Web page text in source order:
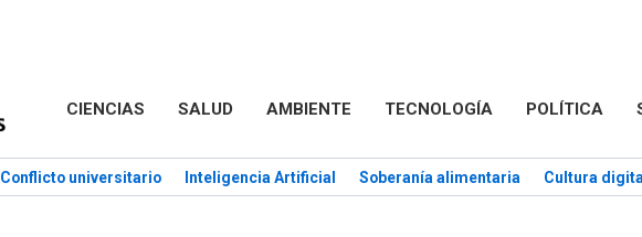
CIENCIAS SALUD AMBIENTE TECNOLOGÍA POLÍTICA
Conflicto universitario Inteligencia Artificial Soberanía alimentaria Cultura digital